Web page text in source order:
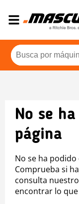
No se
página
No se ha
Comprueba si
consulta
encontrar lo